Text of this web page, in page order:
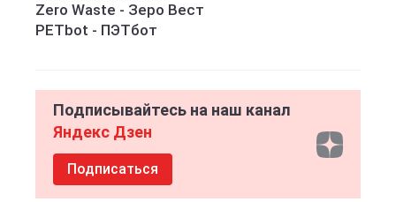
Zero Waste - Зеро Вест
PETbot - ПЭТбот
Подписывайтесь на наш канал
Яндекс Дзен
Подписаться